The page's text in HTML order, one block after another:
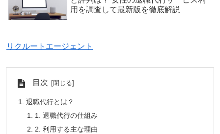
用を調査して最新版を徹底解説
リクルートエージェント
目次
退職代行とは？
1. 退職代行の仕組み
2. 利用する主な理由